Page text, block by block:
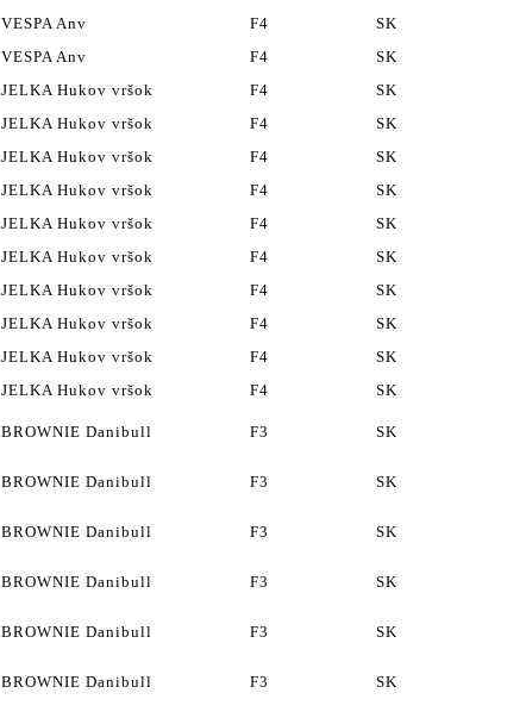
VESPA Anv F4
SK
VESPA Anv F4
SK
JELKA Hukov vršok F4
SK
JELKA Hukov vršok F4
SK
JELKA Hukov vršok F4
SK
JELKA Hukov vršok F4
SK
JELKA Hukov vršok F4
SK
JELKA Hukov vršok F4
SK
JELKA Hukov vršok F4
SK
JELKA Hukov vršok F4
SK
JELKA Hukov vršok F4
SK
JELKA Hukov vršok F4 SK
BROWNIE Danibull F3 SK
BROWNIE Danibull F3 SK
BROWNIE Danibull F3 SK
BROWNIE Danibull F3 SK
BROWNIE Danibull F3 SK
BROWNIE Danibull F3 SK